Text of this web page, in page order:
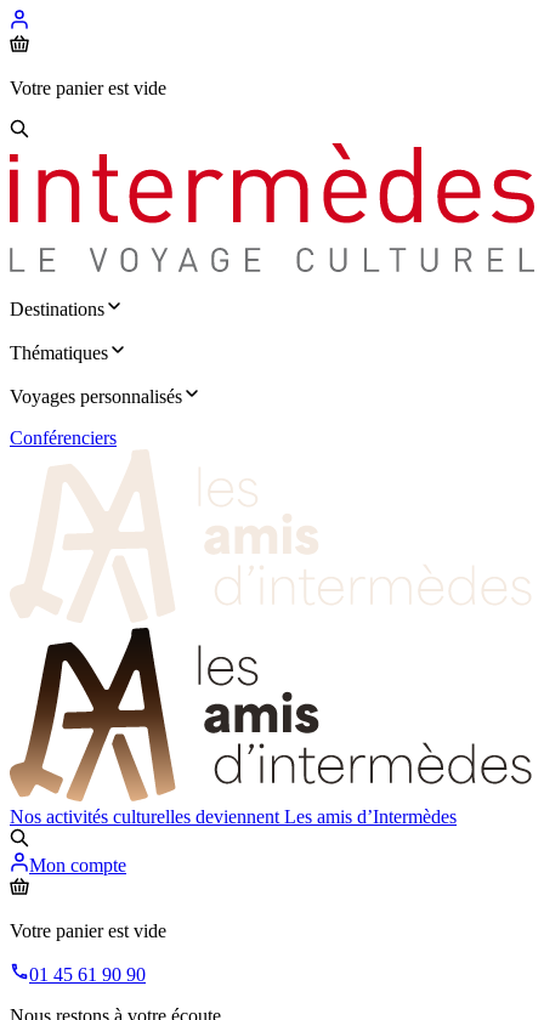
Votre panier est vide
Destinations
Thématiques
Voyages personnalisés
Conférenciers
Nos activités culturelles deviennent Les amis d’Intermèdes
Mon compte
Votre panier est vide
01 45 61 90 90
Nous restons à votre écoute